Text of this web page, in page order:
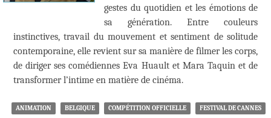
gestes du quotidien et les émotions de
sa génération. Entre couleurs
instinctives, travail du mouvement et sentiment de solitude
contemporaine, elle revient sur sa manière de filmer les corps,
de diriger ses comédiennes Eva Huault et Mara Taquin et de
transformer l’intime en matière de cinéma.
ANIMATION BELGIQUE COMPÉTITION OFFICIELLE FESTIVAL DE CANNES